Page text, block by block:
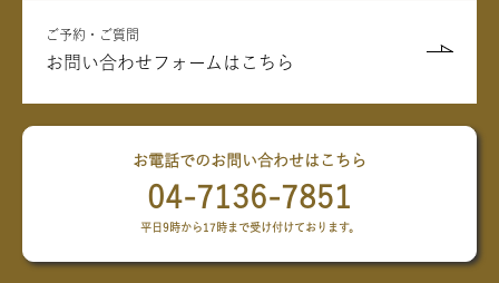
ご予約・ご質問
お問い合わせフォームはこちら
お電話でのお問い合わせはこちら
04-7136-7851
平日9時から17時まで受け付けております。